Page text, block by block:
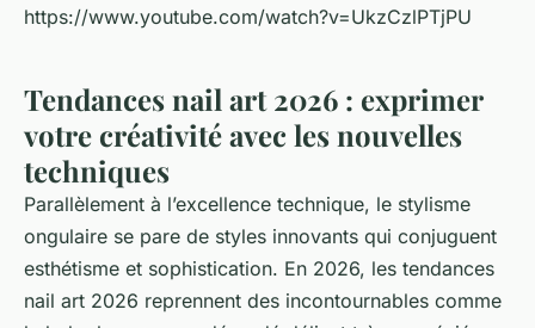
https://www.youtube.com/watch?v=UkzCzlPTjPU
Tendances nail art 2026 : exprimer
votre créativité avec les nouvelles
techniques
Parallèlement à l’excellence technique, le stylisme
ongulaire se pare de styles innovants qui conjuguent
esthétisme et sophistication. En 2026, les tendances
nail art 2026 reprennent des incontournables comme